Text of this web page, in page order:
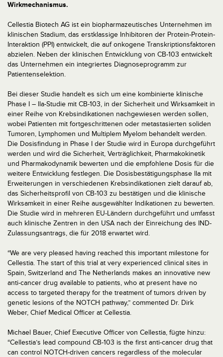
Wirkmechanismus.
Cellestia Biotech AG ist ein biopharmazeutisches Unternehmen im
klinischen Stadium, das erstklassige Inhibitoren der Protein-Protein-
Interaktion (PPI) entwickelt, die auf onkogene Transkriptionsfaktoren
abzielen. Neben der klinischen Entwicklung von CB-103 entwickelt
das Unternehmen ein integriertes Diagnoseprogramm zur
Patientenselektion.
Bei dieser Studie handelt es sich um eine kombinierte klinische
Phase I – lla-Studie mit CB-103, in der Sicherheit und Wirksamkeit in
einer Reihe von Krebsindikationen nachgewiesen werden sollen,
wobei Patienten mit fortgeschrittenen oder metastasierten soliden
Tumoren, Lymphomen und Multiplem Myelom behandelt werden.
Die Dosisfindung in Phase I der Studie wird in Europa durchgeführt
werden und wird die Sicherheit, Verträglichkeit, Pharmakokinetik
und Pharmakodynamik bewerten und die empfohlene Dosis für die
weitere Entwicklung festlegen. Die Dosisbestätigungsphase lla mit
Erweiterungen in verschiedenen Krebsindikationen zielt darauf ab,
das Sicherheitsprofil von CB-103 zu bestätigen und die klinische
Wirksamkeit in einer Reihe ausgewählter Indikationen zu bewerten.
Die Studie wird in mehreren EU-Ländern durchgeführt und umfasst
auch klinische Zentren in den USA nach der Einreichung des IND-
Zulassungsantrags, die für 2018 erwartet wird.
“We are very pleased having reached this important milestone for
Cellestia. The start of this trial at very experienced clinical sites in
Spain, Switzerland and The Netherlands makes an innovative new
anti-cancer drug available to patients, who at present have no
access to targeted therapy for the treatment of tumors driven by
genetic lesions of the NOTCH pathway,” commented Dr. Dirk
Weber, Chief Medical Officer at Cellestia.
Michael Bauer, Chief Executive Officer von Cellestia, fügte hinzu:
“Cellestia’s lead compound CB-103 is the first anti-cancer drug that
can control NOTCH-driven cancers regardless of the molecular